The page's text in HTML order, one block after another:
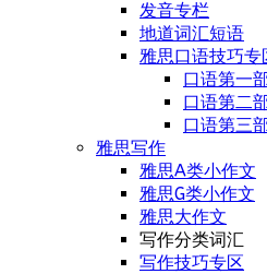
发音专栏
地道词汇短语
雅思口语技巧专
口语第一
口语第二
口语第三
雅思写作
雅思A类小作文
雅思G类小作文
雅思大作文
写作分类词汇
写作技巧专区